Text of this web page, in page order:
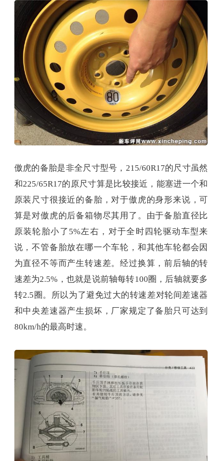
傲虎的备胎是非全尺寸型号，215/60R17的尺寸虽然
和225/65R17的原尺寸算是比较接近，能塞进一个和
原装尺寸很接近的备胎，对于傲虎的身形来说，可
算是对傲虎的后备箱物尽其用了。由于备胎直径比
原装轮胎小了5%左右，对于全时四轮驱动车型来
说，不管备胎放在哪一个车轮，和其他车轮都会因
为直径不等而产生转速差。经过换算，前后轴的转
速差为2.5%，也就是说前轴每转100圈，后轴就要多
转2.5圈。所以为了避免过大的转速差对轮间差速器
和中央差速器产生损坏，厂家规定了备胎只可达到
80km/h的最高时速。